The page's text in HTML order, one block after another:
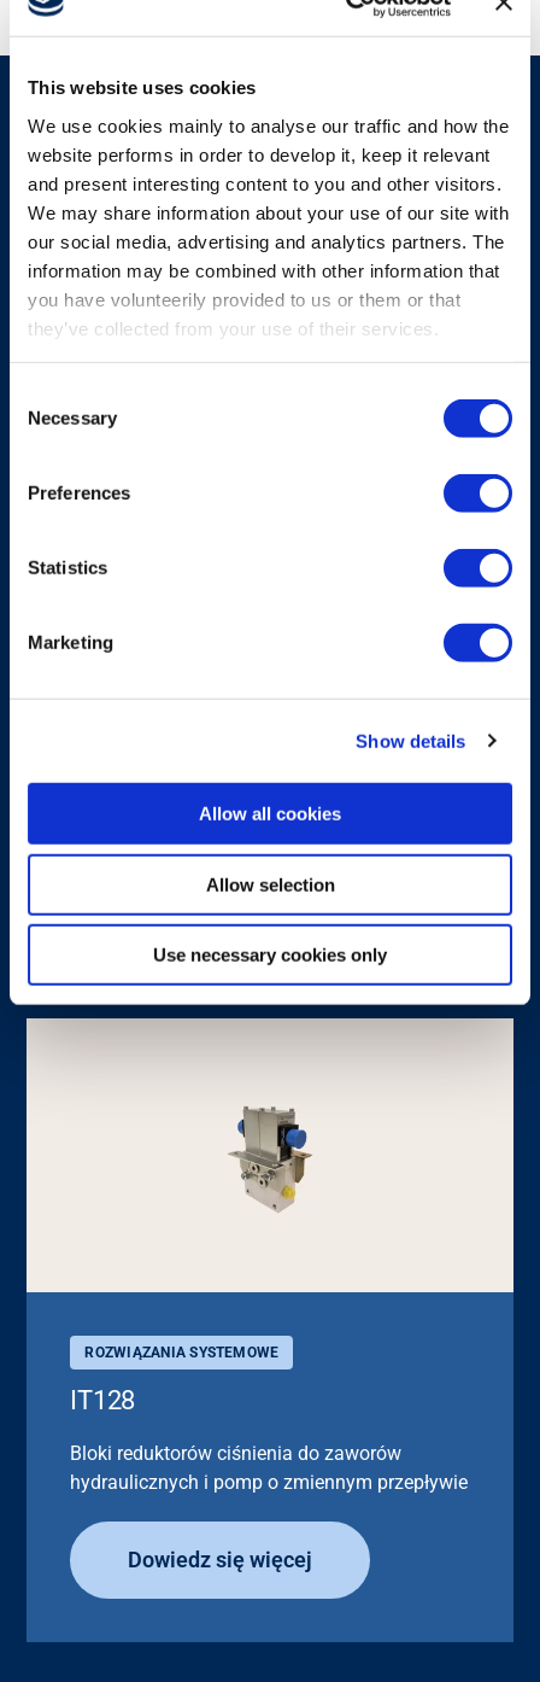
This website uses cookies
We use cookies mainly to analyse our traffic and how the
website performs in order to develop it, keep it relevant
and present interesting content to you and other visitors.
We may share information about your use of our site with
our social media, advertising and analytics partners. The
information may be combined with other information that
you have volunteerily provided to us or them or that
they’ve collected from your use of their services.
Selection
Necessary
Preferences
Statistics
Marketing
Show details
Allow all cookies
Allow selection
Use necessary cookies only
Podobne produkty
Zobacz wszystkie produkty
Dowiedz się więcej
ROZWIĄZANIA SYSTEMOWE
IT128
Bloki reduktorów ciśnienia do zaworów
hydraulicznych i pomp o zmiennym przepływie
Dowiedz się więcej